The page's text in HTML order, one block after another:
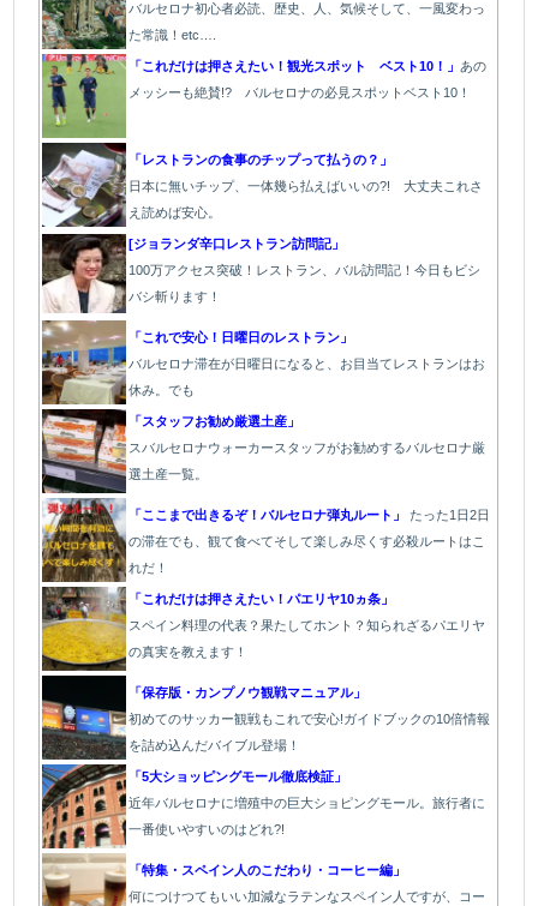
バルセロナ初心者必読、歴史、人、気候そして、一風変わっ
た常識！etc….
「これだけは押さえたい！観光スポット ベスト10！」あの
メッシーも絶賛!? バルセロナの必見スポットベスト10！
「レストランの食事のチップって払うの？」
日本に無いチップ、一体幾ら払えばいいの?! 大丈夫これさ
え読めば安心。
[ジョランダ辛口レストラン訪問記」
100万アクセス突破！レストラン、バル訪問記！今日もビシ
バシ斬ります！
「これで安心！日曜日のレストラン」
バルセロナ滞在が日曜日になると、お目当てレストランはお
休み。でも
「スタッフお勧め厳選土産」
スバルセロナウォーカースタッフがお勧めするバルセロナ厳
選土産一覧。
「ここまで出きるぞ！バルセロナ弾丸ルート」 たった1日2日
の滞在でも、観て食べてそして楽しみ尽くす必殺ルートはこ
れだ！
「これだけは押さえたい！パエリヤ10ヵ条」
スペイン料理の代表？果たしてホント？知られざるパエリヤ
の真実を教えます！
「保存版・カンプノウ観戦マニュアル」
初めてのサッカー観戦もこれで安心!ガイドブックの10倍情報
を詰め込んだバイブル登場！
「5大ショッピングモール徹底検証」
近年バルセロナに増殖中の巨大ショピングモール。旅行者に
一番使いやすいのはどれ?!
「特集・スペイン人のこだわり・コーヒー編」
何につけつてもいい加減なラテンなスペイン人ですが、コー